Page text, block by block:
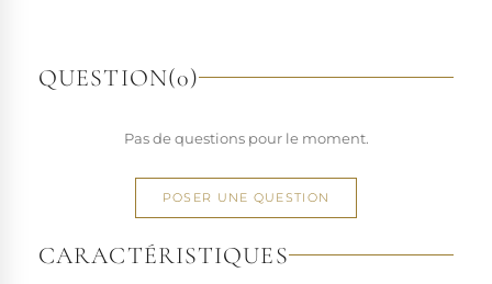
elle a étendu son savoir-faire à d'autres univers. Pleaser est
aujourd'hui distribuée dans 110 pays.
de la mode, Pleaser propose des collections ultra féminines
une large gamme de pointures. Parce qu'un style ne
devrait jamais se réduire à une question de centimètres, la
marque défend une idée simple : permettre à chacun
d'exprimer, sans contrainte, qui il veut être.
QUESTION(0)
Pas de questions pour le moment.
POSER UNE QUESTION
CARACTÉRISTIQUES